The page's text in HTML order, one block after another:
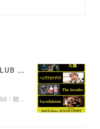
2026年09月24日(木) 名古屋 CLUB UPSET
/ 開…